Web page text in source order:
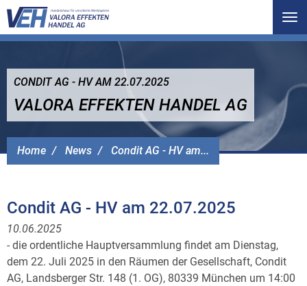
Home News Condit AG - HV am...
CONDIT AG - HV AM 22.07.2025
VALORA EFFEKTEN HANDEL AG
Condit AG - HV am 22.07.2025
10.06.2025
- die ordentliche Hauptversammlung findet am Dienstag,
dem 22. Juli 2025 in den Räumen der Gesellschaft, Condit
AG, Landsberger Str. 148 (1. OG), 80339 München um 14:00